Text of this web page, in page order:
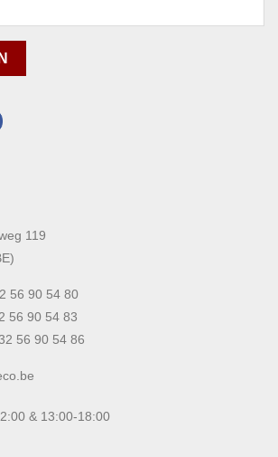
119
56 90 54 80
56 90 54 83
56 90 54 86
& 13:00-18:00